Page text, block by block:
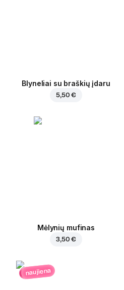
Blyneliai su braškių įdaru
5,50 €
Mėlynių mufinas
3,50 €
naujiena